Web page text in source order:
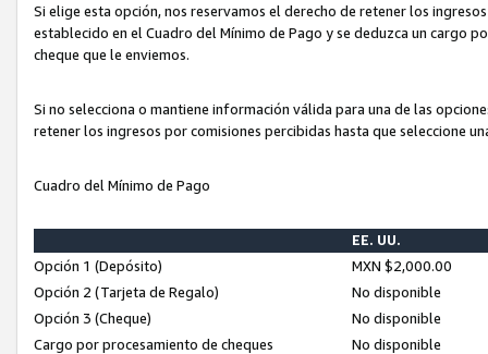
Si elige esta opción, nos reservamos el derecho de retener los
establecido en el Cuadro del Mínimo de Pago y se deduzca un cargo
cheque que le enviemos.
Si no selecciona o mantiene información válida para una de las
retener los ingresos por comisiones percibidas hasta que seleccione
Cuadro del Mínimo de Pago
EE. UU.
Opción 1 (Depósito)
MXN $2,000.00
Opción 2 (Tarjeta de Regalo)
No disponible
Opción 3 (Cheque)
No disponible
Cargo por procesamiento de cheques
No disponible